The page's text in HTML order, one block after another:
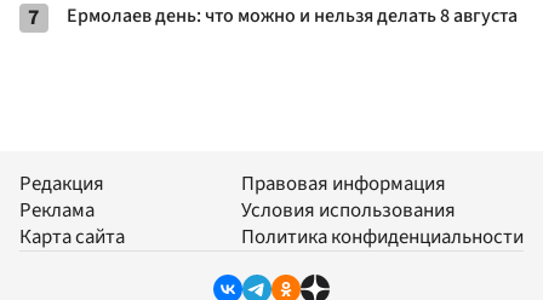
7 Ермолаев день: что можно и нельзя делать 8 августа
Редакция
Реклама
Карта сайта
Правовая информация
Условия использования
Политика конфиденциальности